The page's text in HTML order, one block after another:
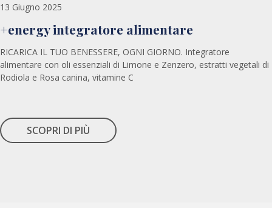
13 Giugno 2025
+energy integratore alimentare
RICARICA IL TUO BENESSERE, OGNI GIORNO. Integratore
alimentare con oli essenziali di Limone e Zenzero, estratti vegetali di
Rodiola e Rosa canina, vitamine C
SCOPRI DI PIÙ